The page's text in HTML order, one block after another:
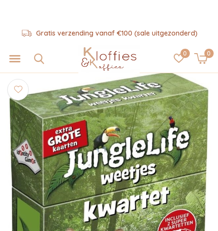
0 0
Gratis verzending vanaf €100 (sale uitgezonderd)